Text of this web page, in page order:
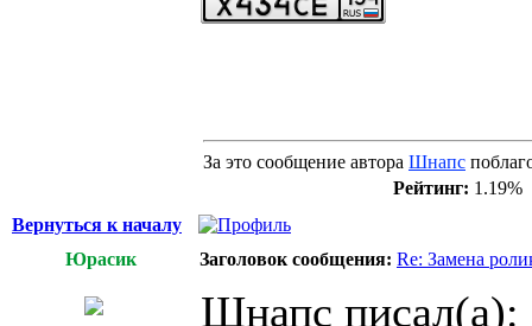
За это сообщение автора Шнапс
Рейтинг: 1.19%
Вернуться к началу
Юрасик
Заголовок сообщения: Re: Замена
Шнапс писал(а):